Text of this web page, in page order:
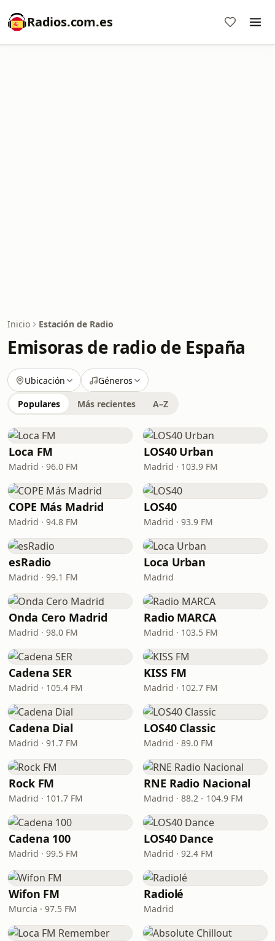
Radios.com.es
Inicio Estación de Radio
Emisoras de radio de España
Ubicación Géneros
Populares Más recientes A–Z
Loca FM
Madrid · 96.0 FM
LOS40 Urban
Madrid · 103.9 FM
COPE Más Madrid
Madrid · 94.8 FM
LOS40
Madrid · 93.9 FM
esRadio
Madrid · 99.1 FM
Loca Urban
Madrid
Onda Cero Madrid
Madrid · 98.0 FM
Radio MARCA
Madrid · 103.5 FM
Cadena SER
Madrid · 105.4 FM
KISS FM
Madrid · 102.7 FM
Cadena Dial
Madrid · 91.7 FM
LOS40 Classic
Madrid · 89.0 FM
Rock FM
Madrid · 101.7 FM
RNE Radio Nacional
Madrid · 88.2 - 104.9 FM
Cadena 100
Madrid · 99.5 FM
LOS40 Dance
Madrid · 92.4 FM
Wifon FM
Murcia · 97.5 FM
Radiolé
Madrid